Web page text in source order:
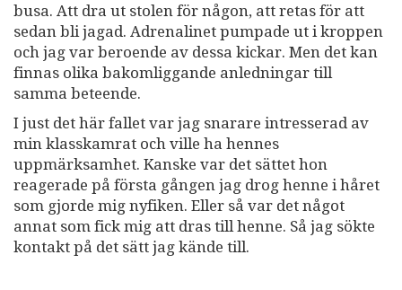
busa. Att dra ut stolen för någon, att retas för att
sedan bli jagad. Adrenalinet pumpade ut i kroppen
och jag var beroende av dessa kickar. Men det kan
finnas olika bakomliggande anledningar till
samma beteende.
I just det här fallet var jag snarare intresserad av
min klasskamrat och ville ha hennes
uppmärksamhet. Kanske var det sättet hon
reagerade på första gången jag drog henne i håret
som gjorde mig nyfiken. Eller så var det något
annat som fick mig att dras till henne. Så jag sökte
kontakt på det sätt jag kände till.